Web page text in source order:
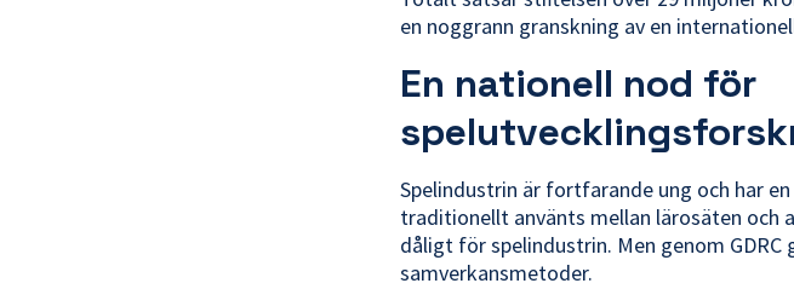
en noggrann granskning av en
En nationell nod för
Spelindustrin är fortfarande ung och har
traditionellt använts mellan lärosäten och
dåligt för spelindustrin. Men genom
samverkansmetoder.